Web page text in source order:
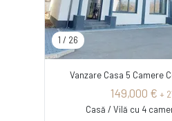
1 / 26
Vanzare Casa 5 Camere
149,000 € +
Casă / Vilă cu 4